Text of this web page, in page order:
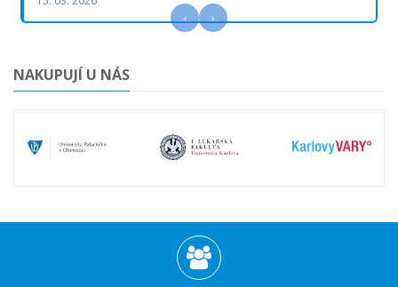
‹ ›
NAKUPUJÍ U NÁS